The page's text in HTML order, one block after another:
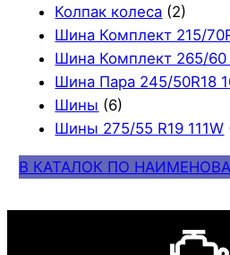
Колпак колеса (2)
Шина Комплект 215/
Шина Комплект 265/60
Шина Пара 245/50R18
Шины (6)
Шины 275/55 R19 111W
В КАТАЛОК ПО